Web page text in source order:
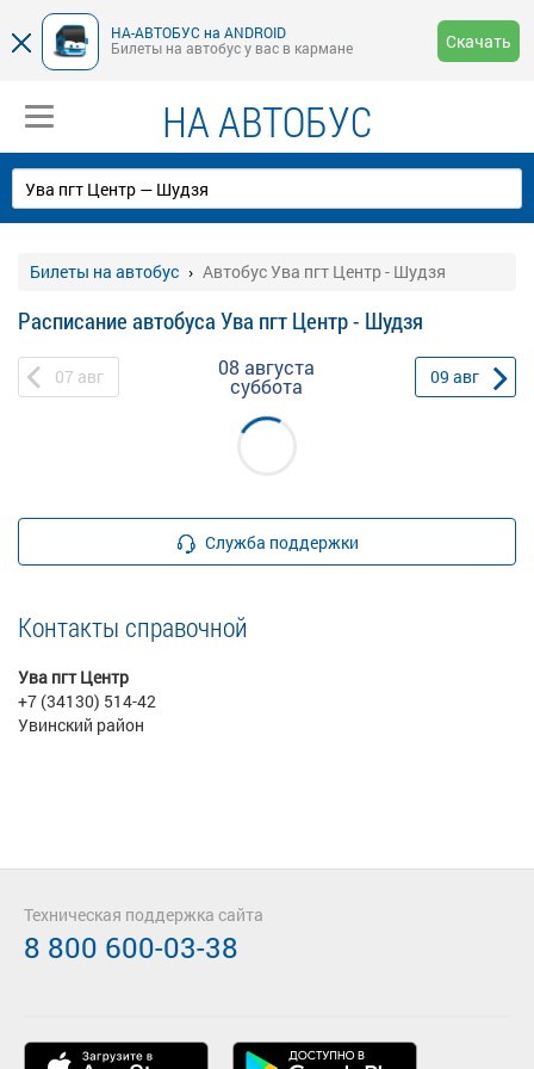
НА-АВТОБУС на ANDROID
Билеты на автобус у вас в кармане
Скачать
НА АВТОБУС
Билеты на автобус Автобус Ува пгт Центр - Шудзя
Расписание автобуса Ува пгт Центр - Шудзя
07 авг 08 августа
суббота 09 авг
Служба поддержки
Контакты справочной
Ува пгт Центр
+7 (34130) 514-42
Увинский район
Техническая поддержка сайта
8 800 600-03-38